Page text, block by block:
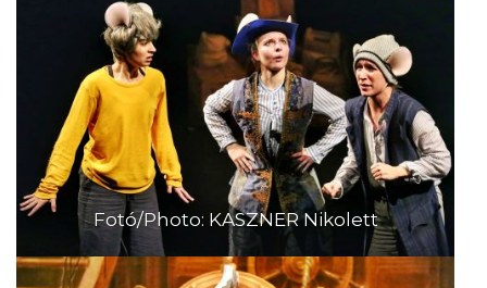
Fotó/Photo: KASZNER Nikolett